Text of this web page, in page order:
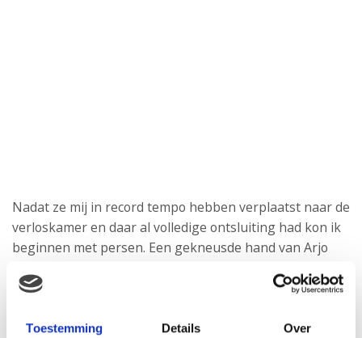
Toestemming Details Over
Nadat ze mij in record tempo hebben verplaatst naar de
verloskamer en daar al volledige ontsluiting had kon ik
beginnen met persen. Een gekneusde hand van Arjo
daar was ze… Onze prachtige en gezonde dochter!
minuten alleen maar verbaasd naar haar kunnen